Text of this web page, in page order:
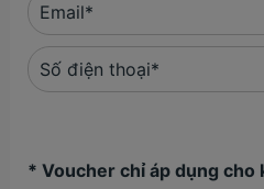
* Voucher chỉ áp dụng cho